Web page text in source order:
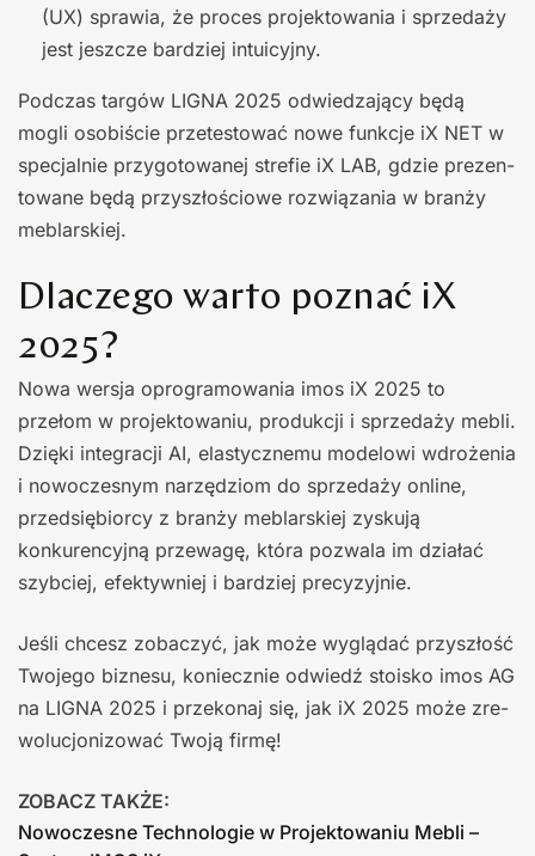
(UX) sprawia, że pro­ces projektowania i sprzedaży
jest jesz­cze bardziej intuicyjny.
Podczas targów LIGNA 2025 odwiedza­jący będą
mogli osobiście przetestować nowe funkcje iX NET w
specjalnie przy­gotowanej strefie iX LAB, gdzie prezen­
towane będą przyszłościowe rozwiązania w branży
meblarskiej.
Dlaczego warto poznać iX
2025?
Nowa wersja oprogramowania imos iX 2025 to
przełom w projektowaniu, pro­dukcji i sprzedaży mebli.
Dzięki integra­cji AI, elastycznemu modelowi wdrożenia
i nowoczesnym narzędziom do sprzedaży online,
przedsiębiorcy z branży meblar­skiej zyskują
konkurencyjną przewagę, która pozwala im działać
szybciej, efek­tywniej i bardziej precyzyjnie.
Jeśli chcesz zobaczyć, jak może wyglą­dać przyszłość
Twojego biznesu, koniecz­nie odwiedź stoisko imos AG
na LIGNA 2025 i przekonaj się, jak iX 2025 może zre­
wolucjonizować Twoją firmę!
ZOBACZ TAKŻE:
Nowoczesne Technologie w Projektowaniu Mebli –